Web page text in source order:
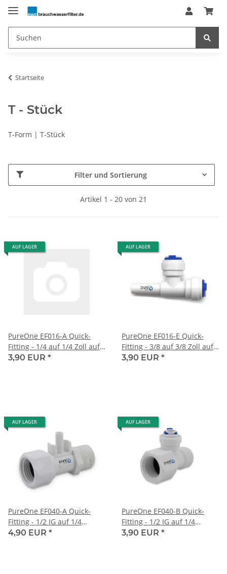
Startseite
T - Stück
T-Form | T-Stück
Filter und Sortierung
Artikel 1 - 20 von 21
AUF LAGER
PureOne EF016-A Quick-
Fitting - 1/4 auf 1/4 Zoll auf
1/4 Zoll Schlauch | T-Form
3,90 EUR *
AUF LAGER
PureOne EF016-E Quick-
Fitting - 3/8 auf 3/8 Zoll auf
3/8 Zoll Schlauch | T-Form
3,90 EUR *
AUF LAGER
PureOne EF040-A Quick-
Fitting - 1/2 IG auf 1/4
Schlauchnippel auf 1/2 Zoll
4,90 EUR *
AUF LAGER
PureOne EF040-B Quick-
Fitting - 1/2 IG auf 1/4
Schlauch auf 1/2 Zoll AG | T-
3,90 EUR *